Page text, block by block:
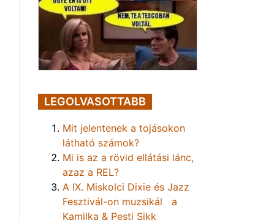
LEGOLVASOTTABB
Mit jelentenek a tojásokon
látható számok?
Mi is az a rövid ellátási lánc,
azaz a REL?
A IX. Miskolci Dixie és Jazz
Fesztivál-on muzsikál a
Kamilka & Pesti Sikk